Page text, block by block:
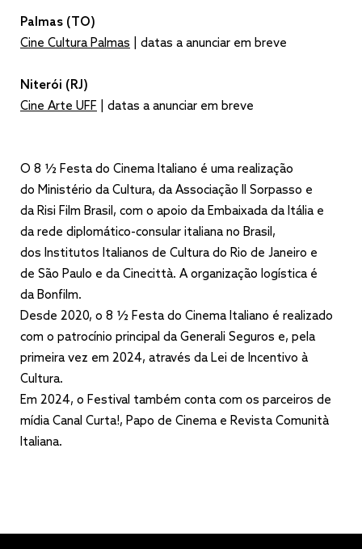
Palmas (TO)
Cine Cultura Palmas | datas a anunciar em breve
Niterói (RJ)
Cine Arte UFF | datas a anunciar em breve
O 8 ½ Festa do Cinema Italiano é uma realização
do Ministério da Cultura, da Associação Il Sorpasso e
da Risi Film Brasil, com o apoio da Embaixada da Itália e
da rede diplomático-consular italiana no Brasil,
dos Institutos Italianos de Cultura do Rio de Janeiro e
de São Paulo e da Cinecittà. A organização logística é
da Bonfilm.
Desde 2020, o 8 ½ Festa do Cinema Italiano é realizado
com o patrocínio principal da Generali Seguros e, pela
primeira vez em 2024, através da Lei de Incentivo à
Cultura.
Em 2024, o Festival também conta com os parceiros de
mídia Canal Curta!, Papo de Cinema e Revista Comunità
Italiana.